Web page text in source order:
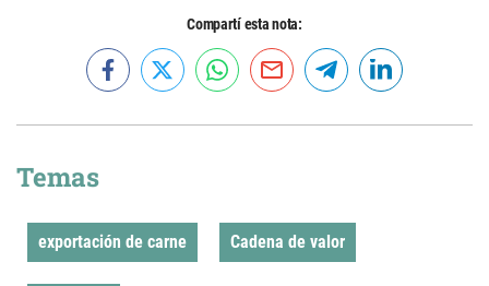
Compartí esta nota:
Temas
exportación de carne Cadena de valor